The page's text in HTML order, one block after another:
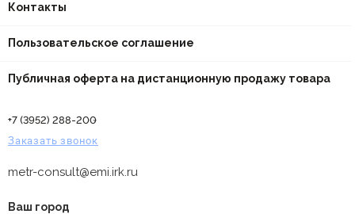
Контакты
Пользовательское соглашение
Публичная оферта на дистанционную продажу товара
+7 (3952) 288-200
Заказать звонок
metr-consult@emi.irk.ru
Ваш город